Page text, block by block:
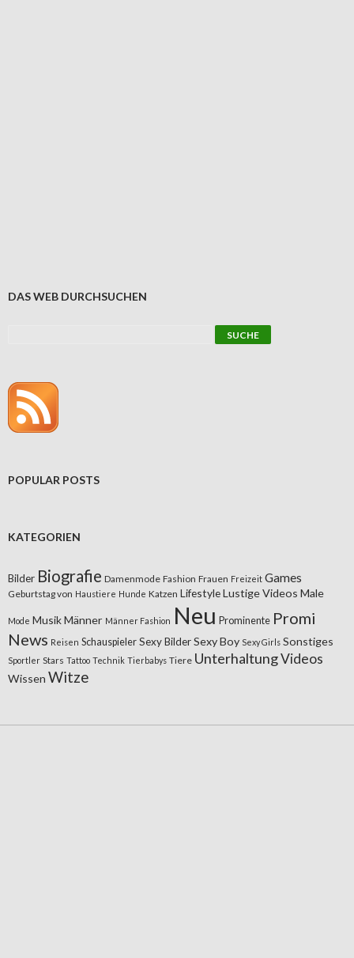
DAS WEB DURCHSUCHEN
POPULAR POSTS
KATEGORIEN
Bilder Biografie Damenmode Fashion Frauen Freizeit Games
Geburtstag von Haustiere Hunde Katzen LifestyleLustige Videos Male
Mode MusikMänner Männer Fashion Neu Prominente Promi
News Reisen Schauspieler Sexy BilderSexy Boy Sexy Girls Sonstiges
Sportler Stars Tattoo Technik Tierbabys Tiere UnterhaltungVideos
Wissen Witze